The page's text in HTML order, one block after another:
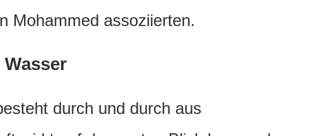
Mohammed assoziierten.
durch und durch aus